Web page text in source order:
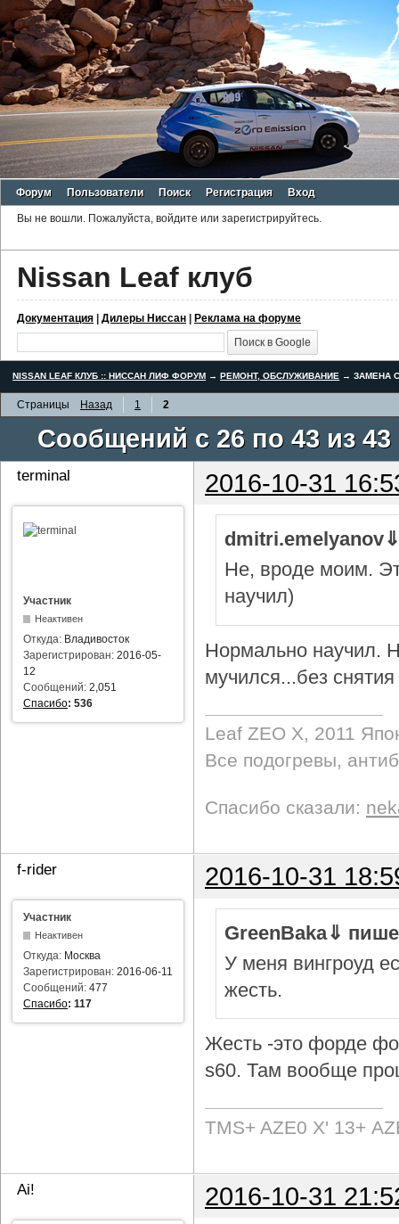
Форум Пользователи Поиск Регистрация Вход
Вы не вошли. Пожалуйста, войдите или зарегистрируйтесь.
Nissan Leaf клуб
Документация | Дилеры Ниссан | Реклама на форуме
NISSAN LEAF КЛУБ :: НИССАН ЛИФ ФОРУМ → РЕМОНТ, ОБСЛУЖИВАНИЕ →ЗАМЕНА
Страницы Назад 1 2
Сообщений с 26 по 43 из 43
terminal 2016-10-31
Участник
Неактивен
Откуда: Владивосток
Зарегистрирован: 2016-05-
12
Сообщений: 2,051
Спасибо: 536
Не, вроде моим.
научил)
Нормально научил.
мучился...без снятия
Leaf ZEO Х, 2011
Все подогревы,
Спасибо сказали:
f-rider 2016-10-31
Участник
Неактивен
Откуда: Москва
Зарегистрирован: 2016-06-11
Сообщений: 477
Спасибо: 117
GreenBaka⇓
У меня вингроуд
жесть.
Жесть -это форде
s60. Там вообще
TMS+ AZE0 Х' 13+
Ai! 2016-10-31